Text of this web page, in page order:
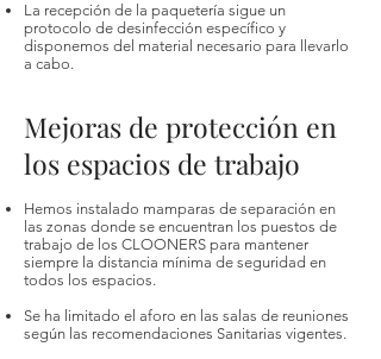
La recepción de la paquetería sigue un
protocolo de desinfección específico y
disponemos del material necesario para llevarlo
a cabo.
Mejoras de protección en
los espacios de trabajo
Hemos instalado mamparas de separación en
las zonas donde se encuentran los puestos de
trabajo de los CLOONERS para mantener
siempre la distancia mínima de seguridad en
todos los espacios.
Se ha limitado el aforo en las salas de reuniones
según las recomendaciones Sanitarias vigentes.